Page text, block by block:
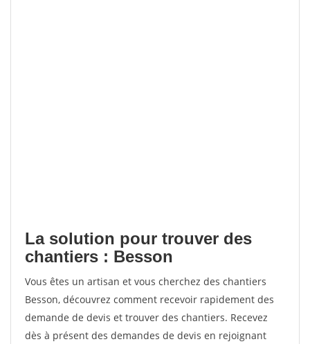
La solution pour trouver des
chantiers : Besson
Vous êtes un artisan et vous cherchez des chantiers
Besson, découvrez comment recevoir rapidement des
demande de devis et trouver des chantiers. Recevez
dès à présent des demandes de devis en rejoignant